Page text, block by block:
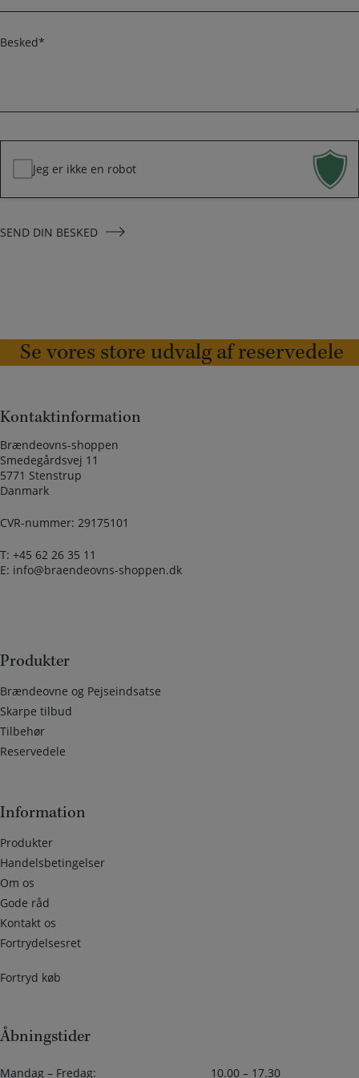
o
m
ie
*
Jeg er ikke en robot
SEND DIN BESKED
Se vores store udvalg af reservedele
Kontaktinformation
Brændeovns-shoppen
Smedegårdsvej 11
5771 Stenstrup
Danmark
CVR-nummer: 29175101
T: +45 62 26 35 11
E: info@braendeovns-shoppen.dk
Produkter
Brændeovne og Pejseindsatse
Skarpe tilbud
Tilbehør
Reservedele
Information
Produkter
Handelsbetingelser
Om os
Gode råd
Kontakt os
Fortrydelsesret
Fortryd køb
Åbningstider
Mandag – Fredag: 10.00 – 17.30